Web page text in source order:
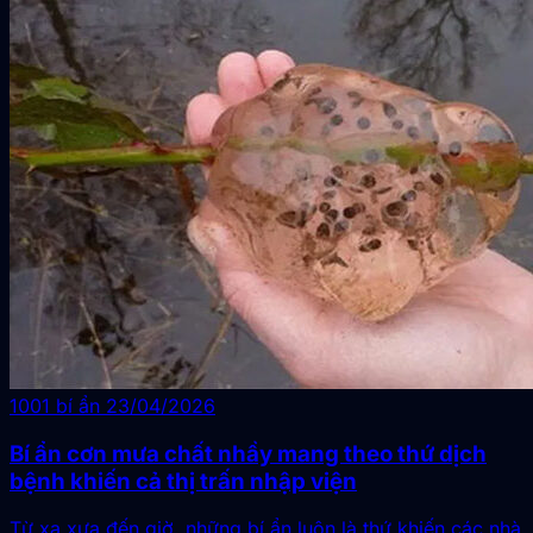
1001 bí ẩn 23/04/2026
Bí ẩn cơn mưa chất nhầy mang theo thứ dịch
bệnh khiến cả thị trấn nhập viện